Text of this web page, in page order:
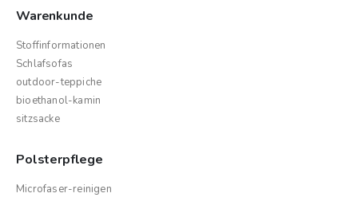
Warenkunde
Stoffinformationen
Schlafsofas
outdoor-teppiche
bioethanol-kamin
sitzsacke
Polsterpflege
Microfaser-reinigen